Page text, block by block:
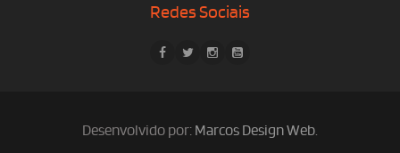
Redes Sociais
Desenvolvido por: Marcos Design Web.